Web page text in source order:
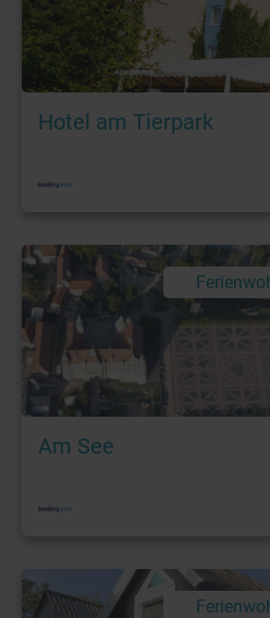
Hotel am Tierpark
Am See